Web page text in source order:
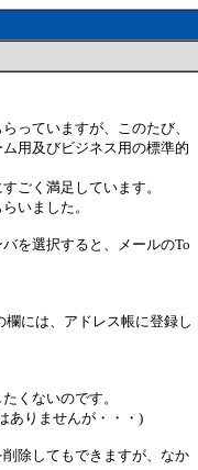
っていますが、このたび、
用及びビジネス用の標準的
ごく満足しています。
いました。
を選択すると、メールのTo
には、アドレス帳に登録し
くないのです。
ありませんが・・・)
除してもできますが、なか